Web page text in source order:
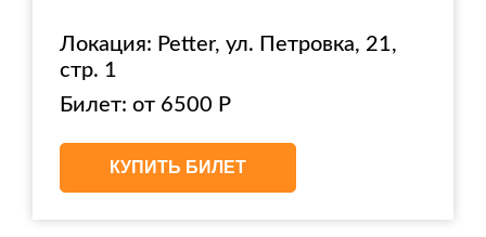
Локация: Petter, ул. Петровка, 21,
стр. 1
Билет: от 6500 Р
КУПИТЬ БИЛЕТ